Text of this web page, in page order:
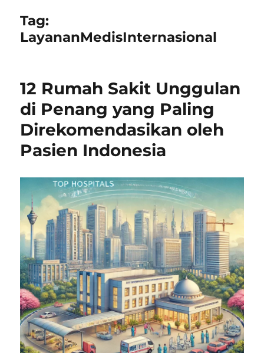
Tag:
LayananMedisInternasional
12 Rumah Sakit Unggulan
di Penang yang Paling
Direkomendasikan oleh
Pasien Indonesia